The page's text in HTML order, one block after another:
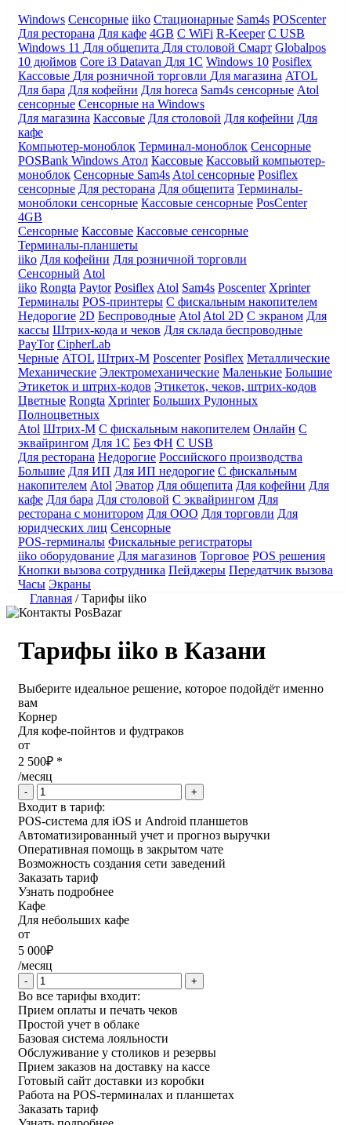
Windows Сенсорные iiko Стационарные Sam4s POScenter
Для ресторана Для кафе 4GB С WiFi R-Keeper С USB
Windows 11 Для общепита Для столовой Смарт Globalpos
10 дюймов Core i3 Datavan Для 1С Windows 10 Posiflex
Кассовые Для розничной торговли Для магазина ATOL
Для бара Для кофейни Для horeca Sam4s сенсорные Atol
сенсорные Сенсорные на Windows
Для магазина Кассовые Для столовой Для кофейни Для
кафе
Компьютер-моноблок Терминал-моноблок Сенсорные
POSBank Windows Атол Кассовые Кассовый компьютер-
моноблок Сенсорные Sam4s Atol сенсорные Posiflex
сенсорные Для ресторана Для общепита Терминалы-
моноблоки сенсорные Кассовые сенсорные PosCenter
4GB
Сенсорные Кассовые Кассовые сенсорные
Терминалы-планшеты
iiko Для кофейни Для розничной торговли
Сенсорный Atol
iiko Rongta Paytor Posiflex Atol Sam4s Poscenter Xprinter
Терминалы POS-принтеры С фискальным накопителем
Недорогие 2D Беспроводные Atol Atol 2D С экраном Для
кассы Штрих-кода и чеков Для склада беспроводные
PayTor CipherLab
Черные ATOL Штрих-М Poscenter Posiflex Металлические
Механические Электромеханические Маленькие Большие
Этикеток и штрих-кодов Этикеток, чеков, штрих-кодов
Цветные Rongta Xprinter Больших Рулонных
Полноцветных
Atol Штрих-М С фискальным накопителем Онлайн С
эквайрингом Для 1С Без ФН С USB
Для ресторана Недорогие Российского производства
Большие Для ИП Для ИП недорогие С фискальным
накопителем Atol Эватор Для общепита Для кофейни Для
кафе Для бара Для столовой С эквайрингом Для
ресторана с монитором Для ООО Для торговли Для
юридческих лиц Сенсорные
POS-терминалы Фискальные регистраторы
iiko оборудование Для магазинов Торговое POS решения
Кнопки вызова сотрудника Пейджеры Передатчик вызова
Часы Экраны
Главная /Тарифы iiko
Тарифы iiko в Казани
Выберите идеальное решение, которое подойдёт именно
вам
Корнер
Для кофе-пойнтов и фудтраков
от
2 500₽ *
/месяц
- +
Входит в тариф:
POS-система для iOS и Android планшетов
Автоматизированный учет и прогноз выручки
Оперативная помощь в закрытом чате
Возможность создания сети заведений
Заказать тариф
Узнать подробнее
Кафе
Для небольших кафе
от
5 000₽
/месяц
- +
Во все тарифы входит:
Прием оплаты и печать чеков
Простой учет в облаке
Базовая система лояльности
Обслуживание у столиков и резервы
Прием заказов на доставку на кассе
Готовый сайт доставки из коробки
Работа на POS-терминалах и планшетах
Заказать тариф